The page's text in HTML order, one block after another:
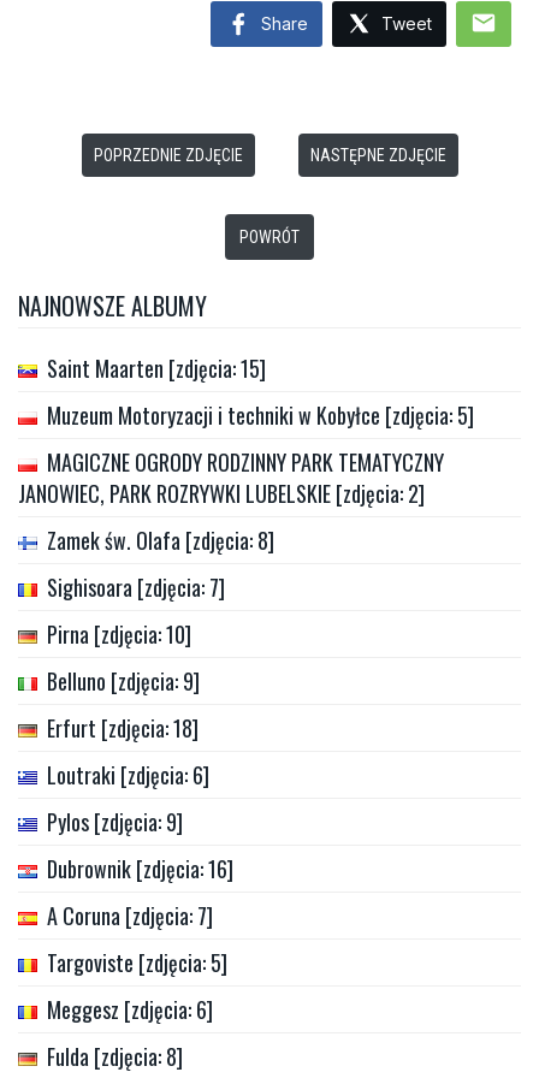
Share Tweet mail
POPRZEDNIE ZDJĘCIE NASTĘPNE ZDJĘCIE
POWRÓT
NAJNOWSZE ALBUMY
Saint Maarten [zdjęcia: 15]
Muzeum Motoryzacji i techniki w Kobyłce [zdjęcia: 5]
MAGICZNE OGRODY RODZINNY PARK TEMATYCZNY
JANOWIEC, PARK ROZRYWKI LUBELSKIE [zdjęcia: 2]
Zamek św. Olafa [zdjęcia: 8]
Sighisoara [zdjęcia: 7]
Pirna [zdjęcia: 10]
Belluno [zdjęcia: 9]
Erfurt [zdjęcia: 18]
Loutraki [zdjęcia: 6]
Pylos [zdjęcia: 9]
Dubrownik [zdjęcia: 16]
A Coruna [zdjęcia: 7]
Targoviste [zdjęcia: 5]
Meggesz [zdjęcia: 6]
Fulda [zdjęcia: 8]